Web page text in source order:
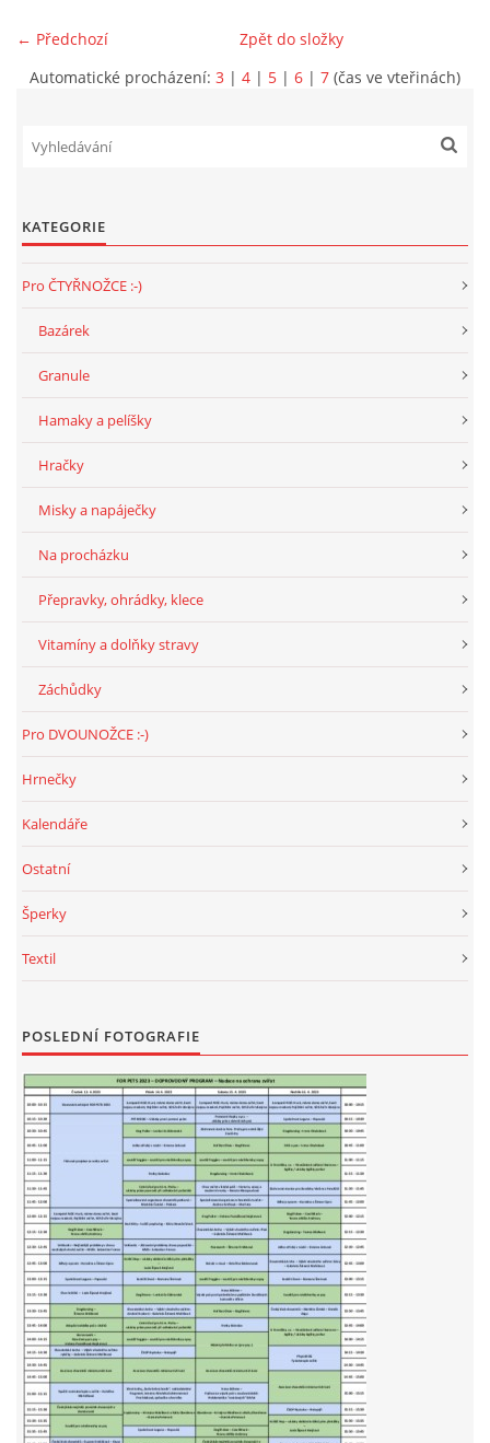
SLUŽBY
HISTORIE - 2010 - 2020
© 2026 eStránky.cz | RSS| Aktualizováno: 1. 8. 2026
← Předchozí
Zpět do složky
Automatické procházení: 3 | 4 | 5 | 6 | 7 (čas ve vteřinách)
KATEGORIE
Pro ČTYŘNOŽCE :-)
Bazárek
Granule
Hamaky a pelíšky
Hračky
Misky a napáječky
Na procházku
Přepravky, ohrádky, klece
Vitamíny a dolňky stravy
Záchůdky
Pro DVOUNOŽCE :-)
Hrnečky
Kalendáře
Ostatní
Šperky
Textil
POSLEDNÍ FOTOGRAFIE